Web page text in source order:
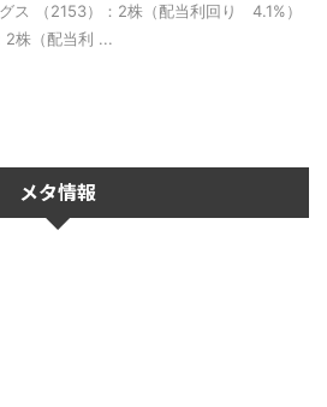
ス （2153）：2株（配当利回り 4.1%）
2株（配当利 ...
メタ情報